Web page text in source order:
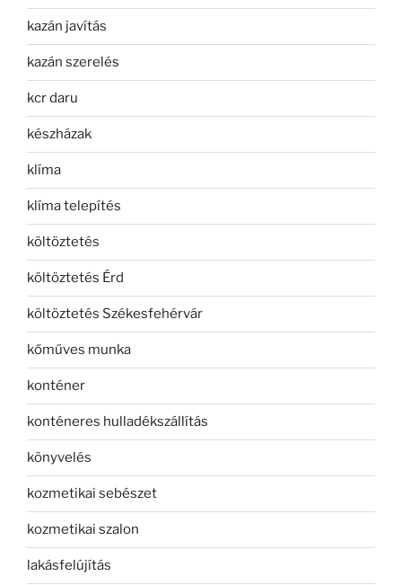
kazán javítás
kazán szerelés
kcr daru
készházak
klíma
klíma telepítés
költöztetés
költöztetés Érd
költöztetés Székesfehérvár
kőműves munka
konténer
konténeres hulladékszállítás
könyvelés
kozmetikai sebészet
kozmetikai szalon
lakásfelújítás